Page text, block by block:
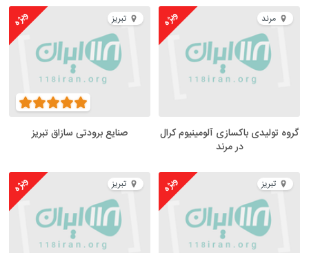
مرند ویژه
گروه تولیدی باکسازی آلومینیوم کرال
در مرند
تبریز ویژه
صنایع برودتی سازاق تبریز
تبریز ویژه تبریز ویژه